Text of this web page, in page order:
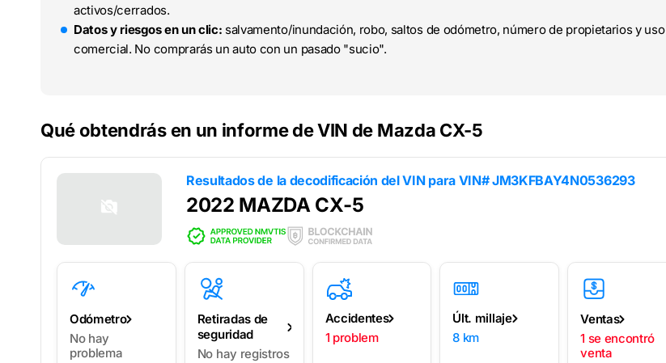
activos/cerrados.
Datos y riesgos en un clic: salvamento/inundación, robo, saltos de odómetro, número de propietarios y uso
comercial. No comprarás un auto con un pasado "sucio".
Qué obtendrás en un informe de VIN de Mazda CX-5
Resultados de la decodificación del VIN paraVIN# JM3KFBAY4N0536293
2022 MAZDA CX-5
Odómetro
No hay
problema
Retiradas de
seguridad
No hay registros
Accidentes
1 problem
Últ. millaje
8 km
Ventas
1 se encontró
venta